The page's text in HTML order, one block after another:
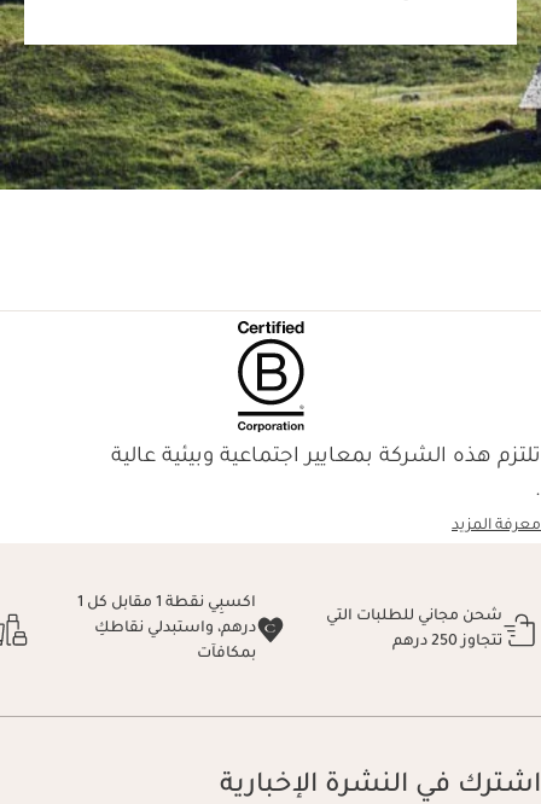
تلتزم هذه الشركة بمعايير اجتماعية وبيئية عالية
.
معرفة المزيد
شحن مجاني للطلبات التي
تتجاوز 250 درهم
اكسبِي نقطة 1 مقابل كل 1
درهم، واستبدلي نقاطكِ
بمكافآت
اشترك في النشرة الإخبارية